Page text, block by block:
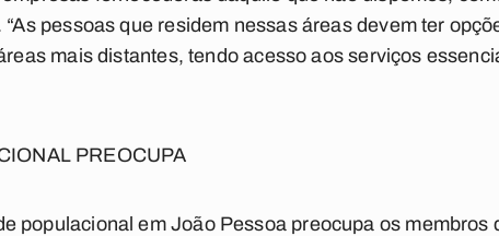
pessoas que residem nessas áreas devem ter
mais distantes, tendo acesso aos serviços
PREOCUPA
populacional em João Pessoa preocupa os membros